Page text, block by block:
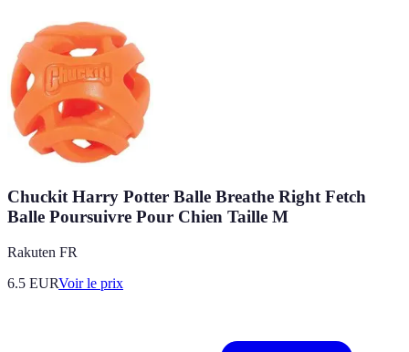
Chuckit Harry Potter Balle Breathe Right Fetch
Balle Poursuivre Pour Chien Taille M
Rakuten FR
6.5 EURVoir le prix